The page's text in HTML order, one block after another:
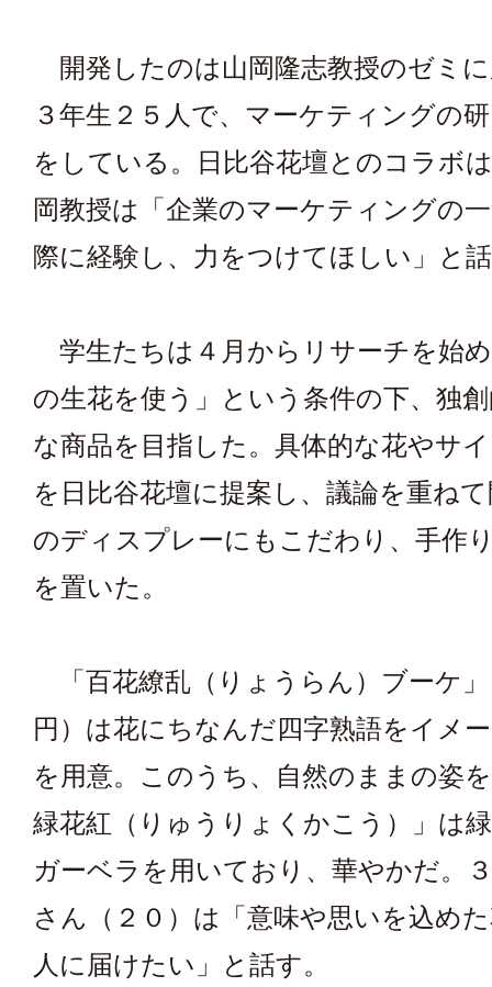
開発したのは山岡隆志教授のゼミ
３年生２５人で、マーケティングの
をしている。日比谷花壇とのコラボ
岡教授は「企業のマーケティングの
際に経験し、力をつけてほしい」と
学生たちは４月からリサーチを始
の生花を使う」という条件の下、独
な商品を目指した。具体的な花やサ
を日比谷花壇に提案し、議論を重ね
のディスプレーにもこだわり、手作
を置いた。
「百花繚乱（りょうらん）ブーケ
円）は花にちなんだ四字熟語をイメ
を用意。このうち、自然のままの姿
緑花紅（りゅうりょくかこう）」は
ガーベラを用いており、華やかだ。
さん（２０）は「意味や思いを込め
人に届けたい」と話す。